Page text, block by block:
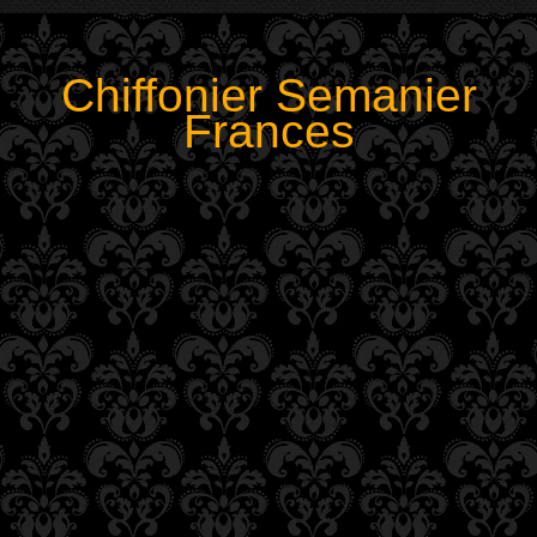
Chiffonier Semanier
Frances